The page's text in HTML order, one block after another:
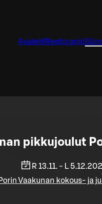
AvalehtRestoranid
pikkujoulut
R 13.11. - L
Porin Vaakunan kokous- ja